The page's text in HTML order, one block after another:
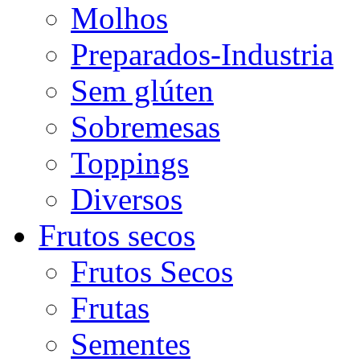
Molhos
Preparados-Industria
Sem glúten
Sobremesas
Toppings
Diversos
Frutos secos
Frutos Secos
Frutas
Sementes